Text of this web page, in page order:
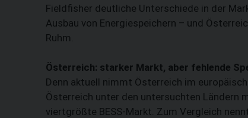
Fieldfisher deutliche Unterschiede in der
Ausbau von Energiespeichern – und
Ruhm.
Österreich: starker Markt, aber fehlende
Denn aktuell nimmt Österreich im
Österreich unter den untersuchten Ländern
viertgrößte BESS-Markt. Zum Vergleich